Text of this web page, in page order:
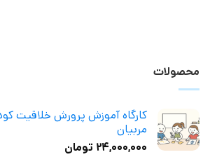
محصولات
کارگاه آموزش پرورش خلاقیت
مربیان
۲۴,۰۰۰,۰۰۰ تومان